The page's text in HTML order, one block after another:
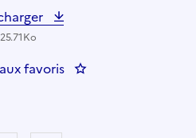
favoris : Chef d'équipe